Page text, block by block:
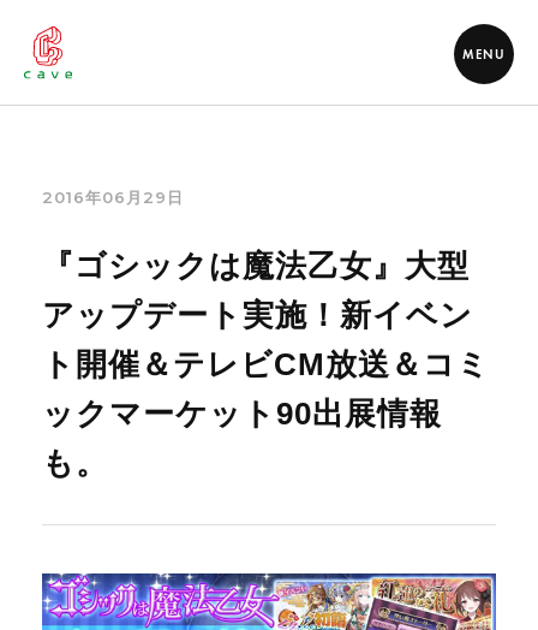
MENU
2016年06月29日
『ゴシックは魔法乙女』大型
アップデート実施！新イベン
ト開催＆テレビCM放送＆コミ
ックマーケット90出展情報
も。